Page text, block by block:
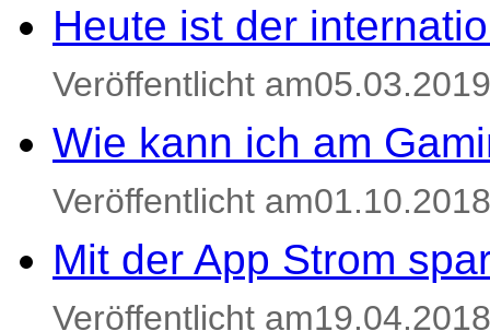
Heute ist der
Veröffentlicht am05.03.2019
Wie kann ich am
Veröffentlicht am01.10.2018
Mit der App Strom
Veröffentlicht am19.04.2018